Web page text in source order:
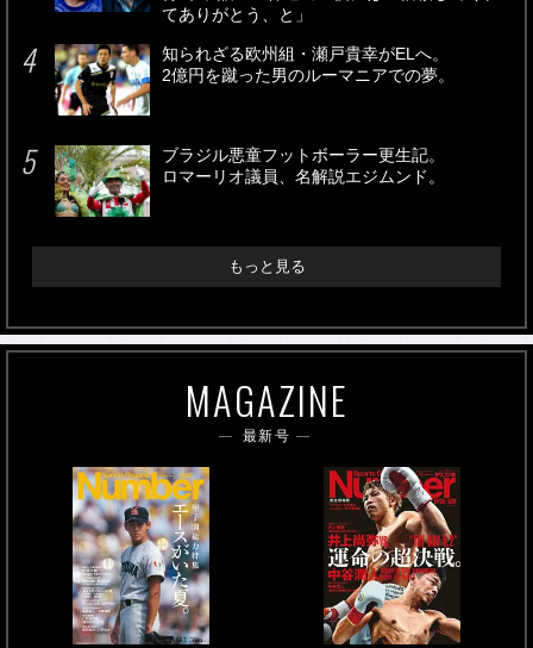
てありがとう、と」
知られざる欧州組・瀬戸貴幸がELへ。
2億円を蹴った男のルーマニアでの夢。
ブラジル悪童フットボーラー更生記。
ロマーリオ議員、名解説エジムンド。
もっと見る
MAGAZINE
最新号